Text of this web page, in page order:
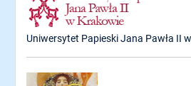
Uniwersytet Papieski Jana Pawła II